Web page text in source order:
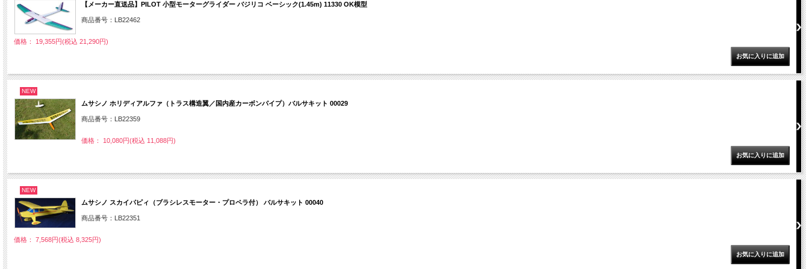
【メーカー直送品】PILOT 小型モーターグライダー バジリコ ベーシック(1.45m) 11330 OK模型
商品番号：LB22462
価格： 19,355円(税込 21,290円)
NEW
ムサシノ ホリディアルファ（トラス構造翼／国内産カーボンパイプ）バルサキット 00029
商品番号：LB22359
価格： 10,080円(税込 11,088円)
NEW
ムサシノ スカイパピィ（ブラシレスモーター・プロペラ付） バルサキット 00040
商品番号：LB22351
価格： 7,568円(税込 8,325円)